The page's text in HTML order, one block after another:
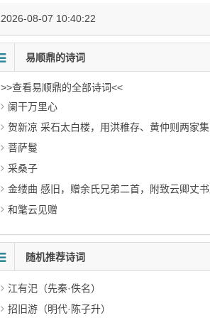
2026-08-07 10:40:22
易顺鼎的诗词
>>查看易顺鼎的全部诗词<<
阑干万里心
贺新凉 采石太白楼，用洪稚存、黄仲则两家
菩萨鬘
采桑子
金缕曲 感旧，赠余氏兄弟二首，附致云卿丈
和氅云见赠
随机推荐诗词
江有汜（先秦·佚名）
招旧游（明代·陈子升）